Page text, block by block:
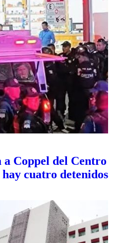
Coppel del Centro
cuatro detenidos